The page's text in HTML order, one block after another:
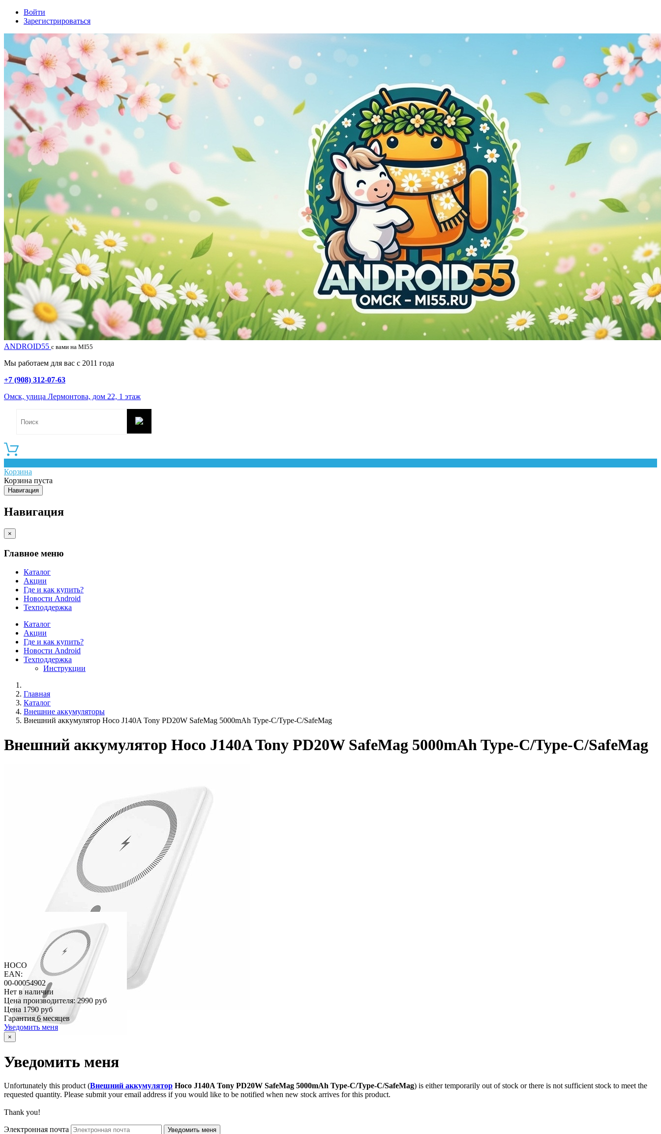
Войти
Зарегистрироваться
ANDROID55 с вами на MI55
Мы работаем для вас с 2011 года
+7 (908) 312-07-63
Омск, улица Лермонтова, дом 22, 1 этаж
Корзина
Корзина пуста
Навигация
Навигация
×
Главное меню
Каталог
Акции
Где и как купить?
Новости Android
Техподдержка
Каталог
Акции
Где и как купить?
Новости Android
Техподдержка
Инструкции
Главная
Каталог
Внешние аккумуляторы
Внешний аккумулятор Hoco J140A Tony PD20W SafeMag 5000mAh Type-C/Type-C/SafeMag
Внешний аккумулятор Hoco J140A Tony PD20W SafeMag 5000mAh Type-C/Type-C/SafeMag
HOCO
EAN:
00-00054902
Нет в наличии
Цена производителя:2990 руб
Цена 1790 руб
Гарантия 6 месяцев
Уведомить меня
×
Уведомить меня
Unfortunately this product (Внешний аккумулятор Hoco J140A Tony PD20W SafeMag 5000mAh Type-C/Type-C/SafeMag) is either temporarily out of stock or there is not sufficient stock to meet the
requested quantity. Please submit your email address if you would like to be notified when new stock arrives for this product.
Thank you!
Электронная почта